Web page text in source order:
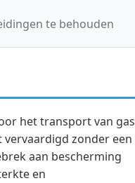
te behouden
het transport van gas
zonder een
aan bescherming
en